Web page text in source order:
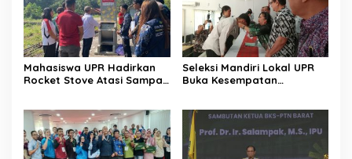
Mahasiswa UPR Hadirkan
Rocket Stove Atasi Sampah
Seleksi Mandiri Lokal UPR
Buka Kesempatan